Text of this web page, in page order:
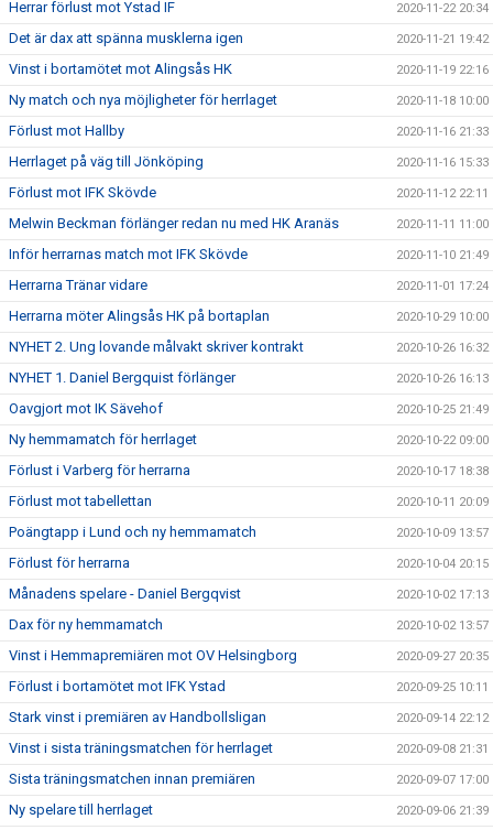
Herrar förlust mot Ystad IF 2020-11-22 20:34
Det är dax att spänna musklerna igen 2020-11-21 19:42
Vinst i bortamötet mot Alingsås HK 2020-11-19 22:16
Ny match och nya möjligheter för herrlaget 2020-11-18 10:00
Förlust mot Hallby 2020-11-16 21:33
Herrlaget på väg till Jönköping 2020-11-16 15:33
Förlust mot IFK Skövde 2020-11-12 22:11
Melwin Beckman förlänger redan nu med HK Aranäs 2020-11-11 11:00
Inför herrarnas match mot IFK Skövde 2020-11-10 21:49
Herrarna Tränar vidare 2020-11-01 17:24
Herrarna möter Alingsås HK på bortaplan 2020-10-29 10:00
NYHET 2. Ung lovande målvakt skriver kontrakt 2020-10-26 16:32
NYHET 1. Daniel Bergquist förlänger 2020-10-26 16:13
Oavgjort mot IK Sävehof 2020-10-25 21:49
Ny hemmamatch för herrlaget 2020-10-22 09:00
Förlust i Varberg för herrarna 2020-10-17 18:38
Förlust mot tabellettan 2020-10-11 20:09
Poängtapp i Lund och ny hemmamatch 2020-10-09 13:57
Förlust för herrarna 2020-10-04 20:15
Månadens spelare - Daniel Bergqvist 2020-10-02 17:13
Dax för ny hemmamatch 2020-10-02 13:57
Vinst i Hemmapremiären mot OV Helsingborg 2020-09-27 20:35
Förlust i bortamötet mot IFK Ystad 2020-09-25 10:11
Stark vinst i premiären av Handbollsligan 2020-09-14 22:12
Vinst i sista träningsmatchen för herrlaget 2020-09-08 21:31
Sista träningsmatchen innan premiären 2020-09-07 17:00
Ny spelare till herrlaget 2020-09-06 21:39